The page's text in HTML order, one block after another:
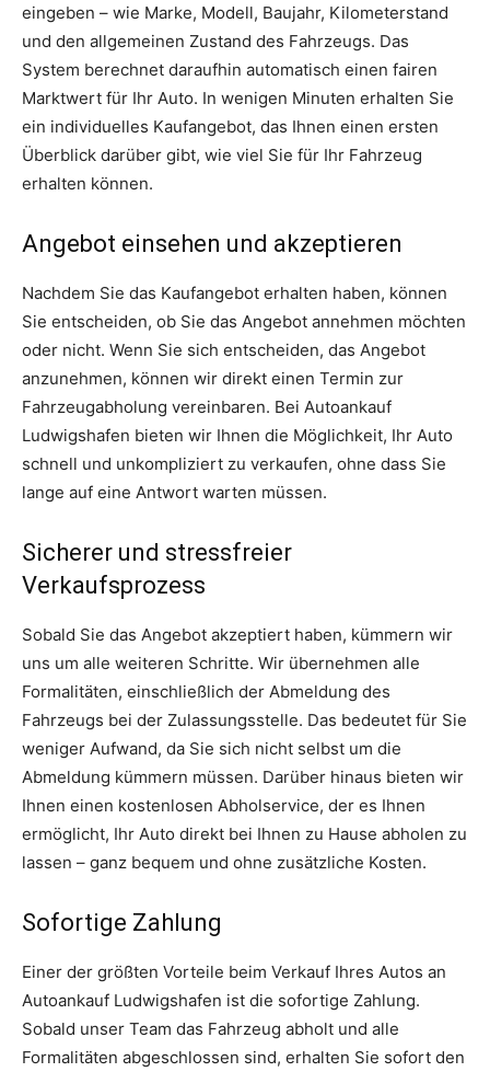
eingeben – wie Marke, Modell, Baujahr, Kilometerstand
und den allgemeinen Zustand des Fahrzeugs. Das
System berechnet daraufhin automatisch einen fairen
Marktwert für Ihr Auto. In wenigen Minuten erhalten Sie
ein individuelles Kaufangebot, das Ihnen einen ersten
Überblick darüber gibt, wie viel Sie für Ihr Fahrzeug
erhalten können.
Angebot einsehen und akzeptieren
Nachdem Sie das Kaufangebot erhalten haben, können
Sie entscheiden, ob Sie das Angebot annehmen möchten
oder nicht. Wenn Sie sich entscheiden, das Angebot
anzunehmen, können wir direkt einen Termin zur
Fahrzeugabholung vereinbaren. Bei Autoankauf
Ludwigshafen bieten wir Ihnen die Möglichkeit, Ihr Auto
schnell und unkompliziert zu verkaufen, ohne dass Sie
lange auf eine Antwort warten müssen.
Sicherer und stressfreier
Verkaufsprozess
Sobald Sie das Angebot akzeptiert haben, kümmern wir
uns um alle weiteren Schritte. Wir übernehmen alle
Formalitäten, einschließlich der Abmeldung des
Fahrzeugs bei der Zulassungsstelle. Das bedeutet für Sie
weniger Aufwand, da Sie sich nicht selbst um die
Abmeldung kümmern müssen. Darüber hinaus bieten wir
Ihnen einen kostenlosen Abholservice, der es Ihnen
ermöglicht, Ihr Auto direkt bei Ihnen zu Hause abholen zu
lassen – ganz bequem und ohne zusätzliche Kosten.
Sofortige Zahlung
Einer der größten Vorteile beim Verkauf Ihres Autos an
Autoankauf Ludwigshafen ist die sofortige Zahlung.
Sobald unser Team das Fahrzeug abholt und alle
Formalitäten abgeschlossen sind, erhalten Sie sofort den